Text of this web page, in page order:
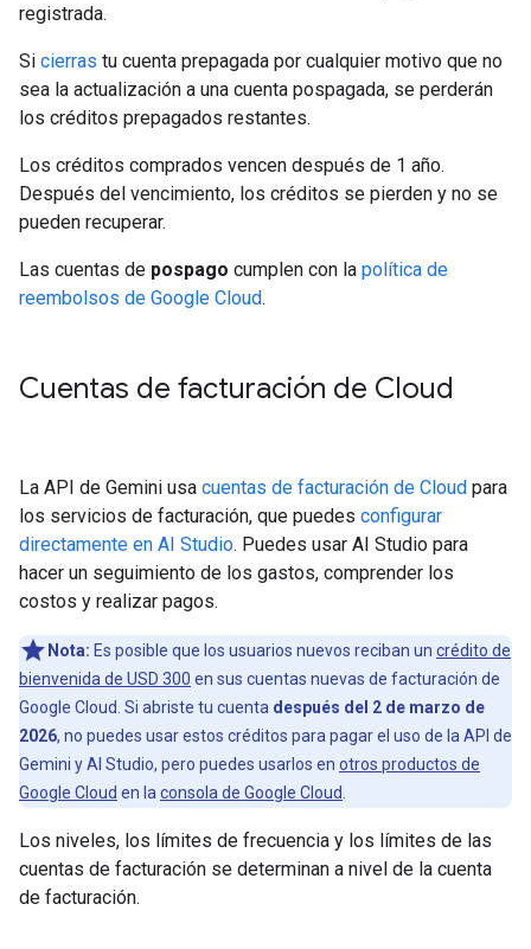
registrada.
Si cierras tu cuenta prepagada por cualquier motivo que no
sea la actualización a una cuenta pospagada, se perderán
los créditos prepagados restantes.
Los créditos comprados vencen después de 1 año.
Después del vencimiento, los créditos se pierden y no se
pueden recuperar.
Las cuentas de pospago cumplen con la política de
reembolsos de Google Cloud.
Cuentas de facturación de Cloud
La API de Gemini usa cuentas de facturación de Cloud para
los servicios de facturación, que puedes configurar
directamente en AI Studio. Puedes usar AI Studio para
hacer un seguimiento de los gastos, comprender los
costos y realizar pagos.
Nota: Es posible que los usuarios nuevos reciban un crédito de
bienvenida de USD 300 en sus cuentas nuevas de facturación de
Google Cloud. Si abriste tu cuenta después del 2 de marzo de
2026, no puedes usar estos créditos para pagar el uso de la API de
Gemini y AI Studio, pero puedes usarlos en otros productos de
Google Cloud en la consola de Google Cloud
Los niveles, los límites de frecuencia y los límites de las
cuentas de facturación se determinan a nivel de la cuenta
de facturación.